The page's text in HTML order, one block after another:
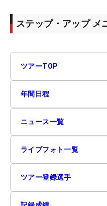
ステップ・アップ メ
ツアーTOP
年間日程
ニュース一覧
ライブフォト一覧
ツアー登録選手